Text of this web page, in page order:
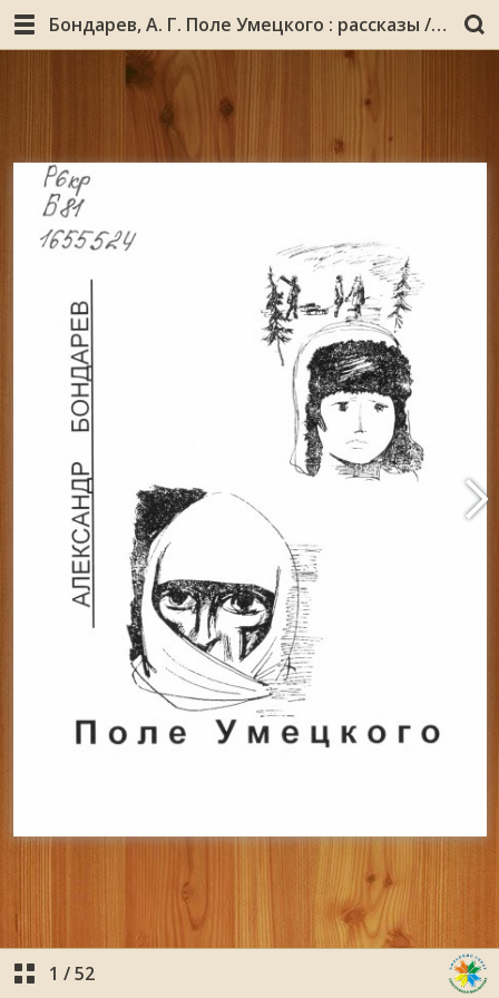
Бондарев, А. Г. Поле Умецкого : рассказы / Александр Бондарев. - Кировск : Алаш, 2007. - 46 с. : ил.
1 /52